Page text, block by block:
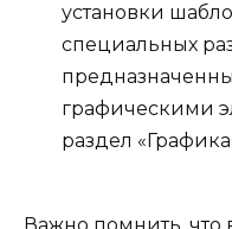
установки
специальных
графическими
раздел
Важно помнить, что